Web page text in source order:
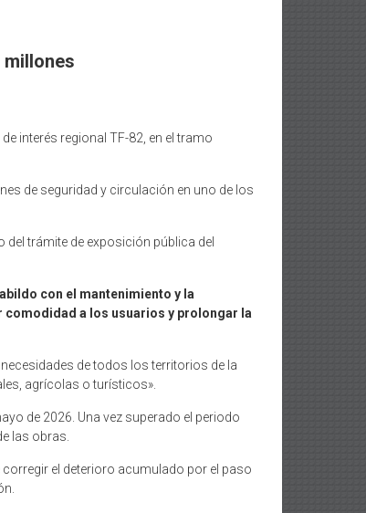
millones
interés regional TF-82, en el tramo
de seguridad y circulación en uno de los
trámite de exposición pública del
con el mantenimiento y la
a los usuarios y prolongar la
de todos los territorios de la
agrícolas o turísticos».
de 2026. Una vez superado el periodo
las obras.
el deterioro acumulado por el paso